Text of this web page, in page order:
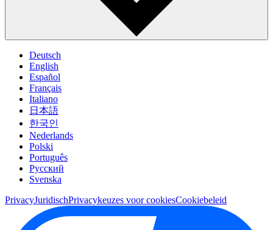
Deutsch
English
Español
Français
Italiano
日本語
한국인
Nederlands
Polski
Português
Pусский
Svenska
PrivacyJuridischPrivacykeuzes voor cookiesCookiebeleid